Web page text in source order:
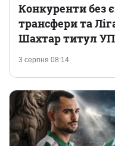
3 серпня 08:14
Конкуренти без
трансфери та
Шахтар титул